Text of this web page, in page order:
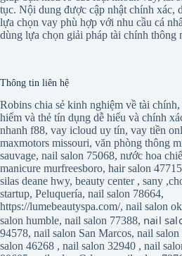
tục. Nội dung được cập nhật chính xác,
lựa chọn vay phù hợp với nhu cầu cá
dùng lựa chọn giải pháp tài chính thông
Thông tin liên hệ
Robins chia sẻ kinh nghiệm về tài
hiểm và thẻ tín dụng dễ hiểu và chính
nhanh f88, vay icloud uy tín, vay tiền
maxmotors missouri, văn phòng thông
sauvage, nail salon 75068, nước hoa
manicure murfreesboro, hair salon 47715
silas deane hwy, beauty center, sany ,
startup, Peluquería, nail salon 78664,
https://lumebeautyspa.com/, nail salon
salon humble, nail salon 77388, nail
94578, nail salon San Marcos, nail
salon 46268 , nail salon 32940 , nail